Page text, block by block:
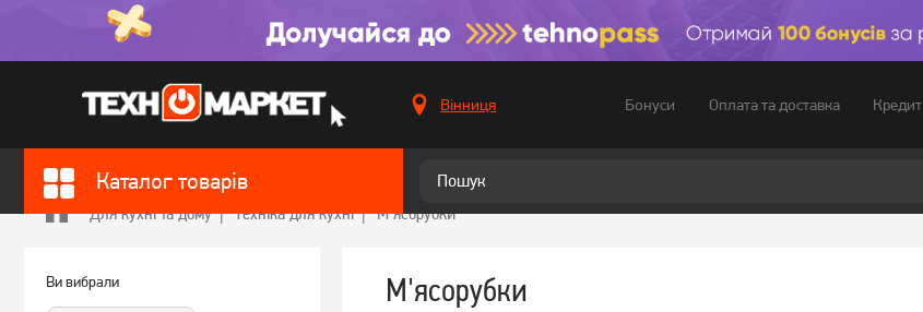
Вінниця Бонуси Оплата та доставка Кредит
Каталог товарів
Для кухні та дому Техніка для кухні М'ясорубки
Ви вибрали М'ясорубки